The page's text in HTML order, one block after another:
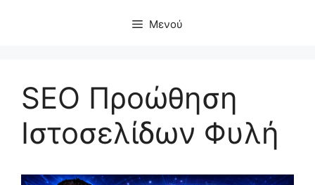
Μενού
SEO Προώθηση
Ιστοσελίδων Φυλή